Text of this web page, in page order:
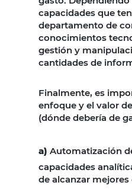
capacidades que
departamento de
conocimientos
gestión y
cantidades de
Finalmente, es
enfoque y el valor
(dónde debería de
a) Automatización
capacidades
de alcanzar